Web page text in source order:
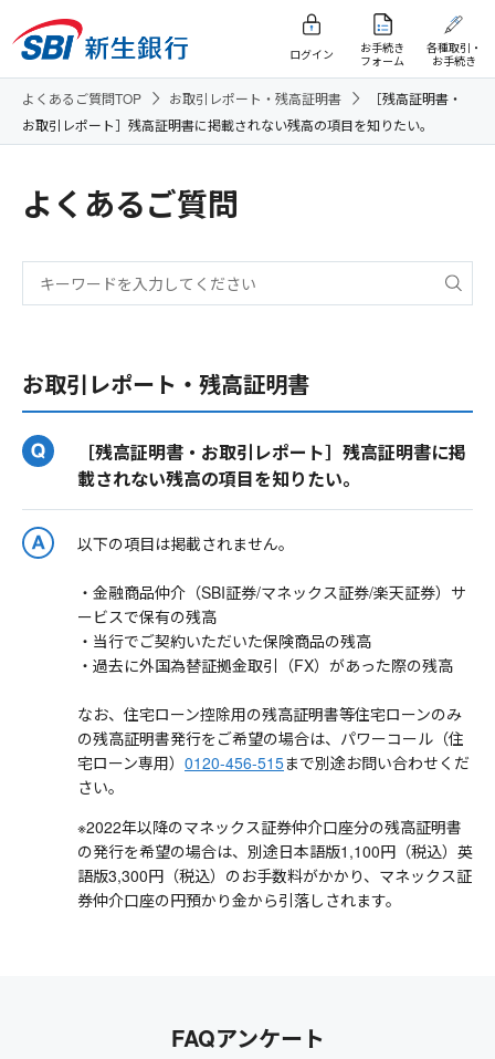
ログイン
お手続き
フォーム
各種取引・
お手続き
よくあるご質問TOP お取引レポート・残高証明書
［残高証明書・
お取引レポート］残高証明書に掲載されない残高の項目を知りたい。
よくあるご質問
お取引レポート・残高証明書
［残高証明書・お取引レポート］残高証明書に掲
載されない残高の項目を知りたい。
以下の項目は掲載されません。
・金融商品仲介（SBI証券/マネックス証券/楽天証券）サ
ービスで保有の残高
・当行でご契約いただいた保険商品の残高
・過去に外国為替証拠金取引（FX）があった際の残高
なお、住宅ローン控除用の残高証明書等住宅ローンのみ
の残高証明書発行をご希望の場合は、パワーコール（住
宅ローン専用） 0120-456-515まで別途お問い合わせくだ
さい。
※2022年以降のマネックス証券仲介口座分の残高証明書
の発行を希望の場合は、別途日本語版1,100円（税込）英
語版3,300円（税込）のお手数料がかかり、マネックス証
券仲介口座の円預かり金から引落しされます。
FAQアンケート